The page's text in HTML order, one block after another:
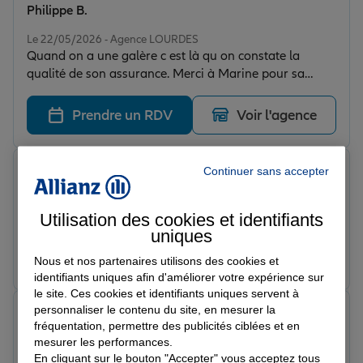
Le 22/05/2026 - Agence LOURDES
Quand on a une galère c est là qu on constate la
qualité de son assurance. Merci à Marine pour sa
reactivité, son honnêteté et sa disponibilité surtout lors
d un sinistre. Pb résolu immédiatement merci donc à
toute l’équipe.
Philippe B.
Prendre un RDV Voir l'agence
Note de 5 sur 5
Le 22/05/2026 - Agence LOURDES
Agence au top et conseillère très à l’écoute !
Prendre un RDV Voir l'agence
Note de 5 sur 5
Le 22/05/2026 - Agence LOURDES
Super agence disponible et très réactive ! Je
Julie B.
Continuer sans accepter
Utilisation des cookies et identifiants
uniques
Nous et nos partenaires utilisons des cookies et
identifiants uniques afin d'améliorer votre expérience sur
le site. Ces cookies et identifiants uniques servent à
personnaliser le contenu du site, en mesurer la
fréquentation, permettre des publicités ciblées et en
mesurer les performances.
En cliquant sur le bouton "Accepter" vous acceptez tous